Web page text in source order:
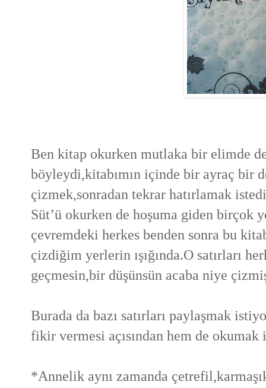
Ben kitap okurken mutlaka bir elimde
böyleydi,kitabımın içinde bir ayraç bir
çizmek,sonradan tekrar hatırlamak
Süt’ü okurken de hoşuma giden birçok
çevremdeki herkes benden sonra bu
çizdiğim yerlerin ışığında.O satırları
geçmesin,bir düşünsün acaba niye
Burada da bazı satırları paylaşmak
fikir vermesi açısından hem de
*Annelik aynı zamanda